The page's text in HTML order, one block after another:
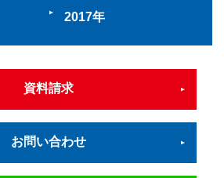
2017
資料請求
お問い合わせ